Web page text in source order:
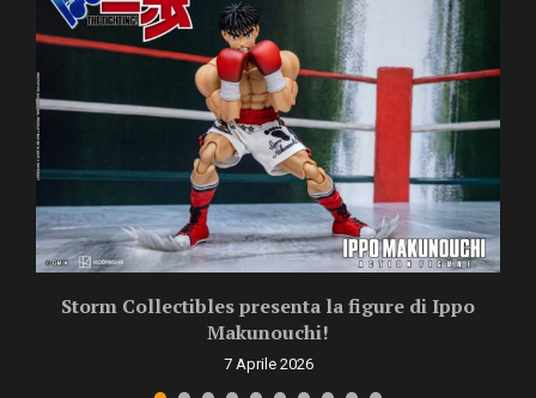
Storm Collectibles presenta la figure di Ippo
Makunouchi!
7 Aprile 2026